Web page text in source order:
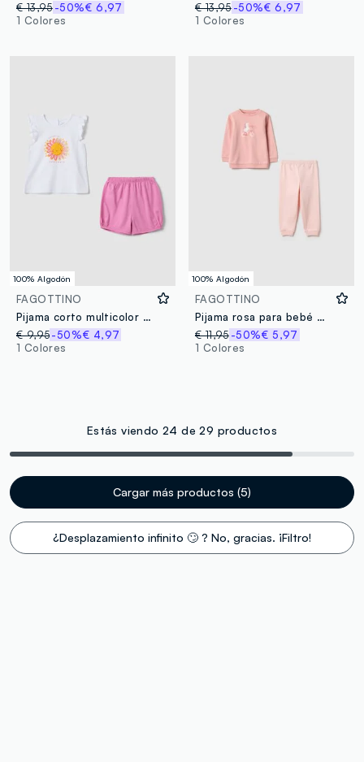
€ 13,95-50%€ 6,97
1 Colores
€ 13,95 -50%€ 6,97
1 Colores
100% Algodón
FAGOTTINO
Pijama corto multicolor de algodón puro para bebé niña con estampado
€ 9,95-50%€ 4,97
1 Colores
100% Algodón
FAGOTTINO
Pijama rosa para bebé niña de algodón puro ajuste regular con estampado
€ 11,95 -50%€ 5,97
1 Colores
Estás viendo 24 de 29 productos
Cargar más productos (5)
¿Desplazamiento infinito 🙄 ? No, gracias. ¡Filtro!